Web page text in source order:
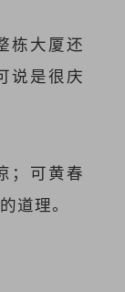
栋大厦还
说是很庆
；可黄春
道理。